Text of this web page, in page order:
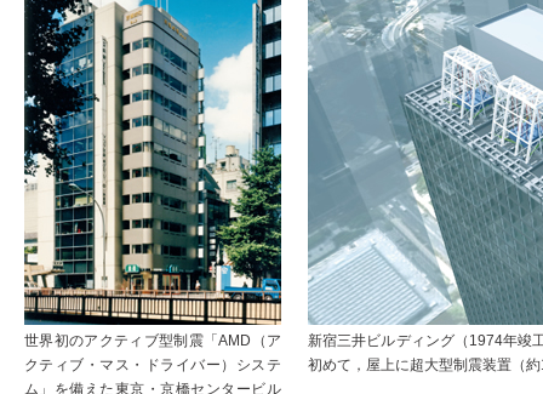
世界初のアクティブ型制震「AMD（ア
クティブ・マス・ドライバー）システ
ム」を備えた東京・京橋センタービル
新宿三井ビルディング（1974年竣
初めて，屋上に超大型制震装置（